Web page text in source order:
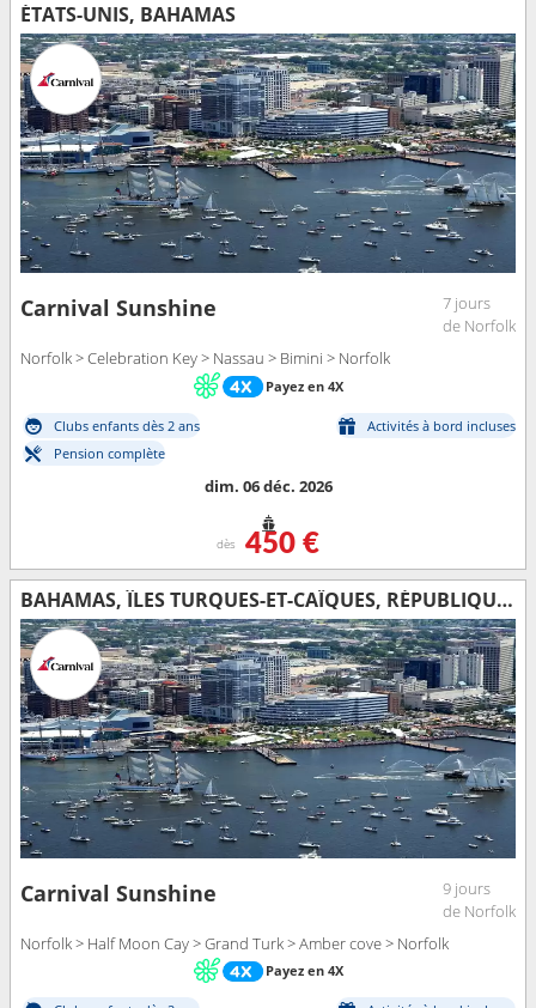
ÉTATS-UNIS, BAHAMAS
Carnival Sunshine
7 jours
de Norfolk
Norfolk > Celebration Key > Nassau > Bimini > Norfolk
Payez en 4X
Clubs enfants dès 2 ans
Activités à bord incluses
Pension complète
dim. 06 déc. 2026
dès 450 €
BAHAMAS, ÎLES TURQUES-ET-CAÏQUES, RÉPUBLIQUE DOMINICAINE, ÉTATS-UNIS
Carnival Sunshine
9 jours
de Norfolk
Norfolk > Half Moon Cay > Grand Turk > Amber cove > Norfolk
Payez en 4X